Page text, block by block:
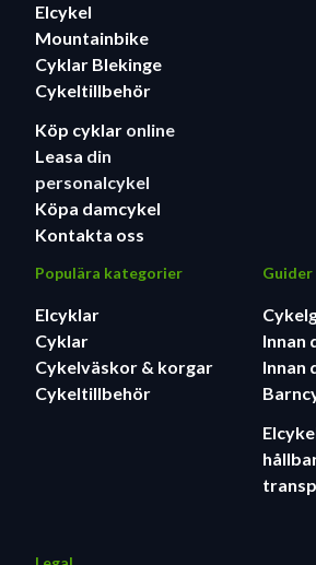
Elcykel
Mountainbike
Cyklar Blekinge
Cykeltillbehör
Köp cyklar online
Leasa din
personalcykel
Köpa damcykel
Kontakta oss
Populära kategorier
Elcyklar
Cyklar
Cykelväskor & korgar
Cykeltillbehör
Guider
Innan
Innan